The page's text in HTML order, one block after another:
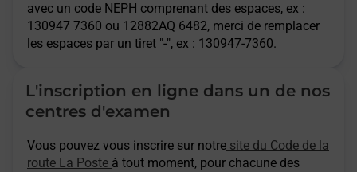
avec un code NEPH comprenant des espaces, ex :
130947 7360 ou 12882AQ 6482, merci de remplacer
les espaces par un tiret "-", ex : 130947-7360.
L'inscription en ligne dans un de nos
centres d'examen
Vous pouvez vous inscrire sur notre site du Code de la
route La Poste à tout moment, pour chacune des